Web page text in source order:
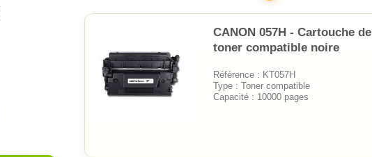
CANON 057H - Cartouche de
toner compatible noire
Référence : KT057H
Type : Toner compatible
Capacité : 10000 pages